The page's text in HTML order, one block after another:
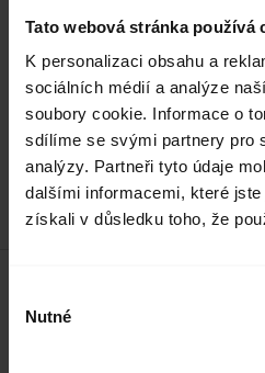
Tato webová stránka používá
K personalizaci obsahu a
sociálních médií a analýze
soubory cookie. Informace o
sdílíme se svými partnery pro
analýzy. Partneři tyto údaje
dalšími informacemi, které
získali v důsledku toho, že
souhlasu
Nutné
Dokumenty k
3.21 MB
Angličtina